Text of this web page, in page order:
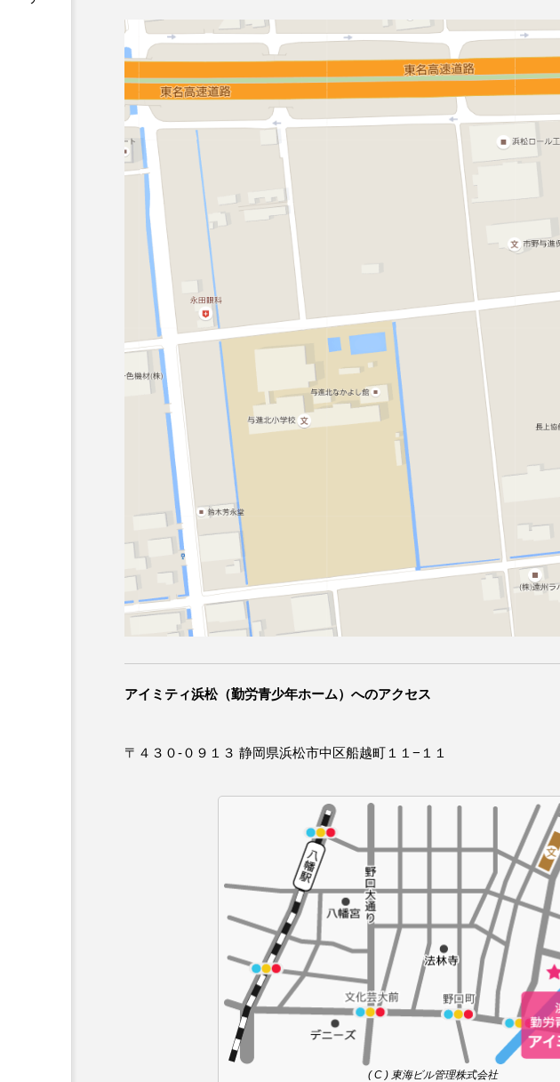
アイミティ浜松（勤労青少年ホーム）へのアクセス
〒４３０-０９１３ 静岡県浜松市中区船越町１１−１１
( C ) 東海ビル管理株式会社